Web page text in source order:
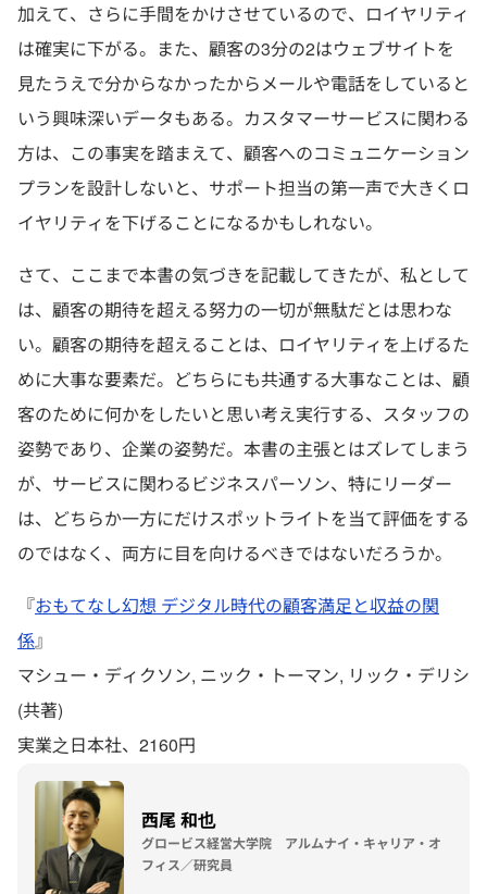
加えて、さらに手間をかけさせているので、ロイヤリティ
は確実に下がる。また、顧客の3分の2はウェブサイトを
見たうえで分からなかったからメールや電話をしていると
いう興味深いデータもある。カスタマーサービスに関わる
方は、この事実を踏まえて、顧客へのコミュニケーション
プランを設計しないと、サポート担当の第一声で大きくロ
イヤリティを下げることになるかもしれない。
さて、ここまで本書の気づきを記載してきたが、私として
は、顧客の期待を超える努力の一切が無駄だとは思わな
い。顧客の期待を超えることは、ロイヤリティを上げるた
めに大事な要素だ。どちらにも共通する大事なことは、顧
客のために何かをしたいと思い考え実行する、スタッフの
姿勢であり、企業の姿勢だ。本書の主張とはズレてしまう
が、サービスに関わるビジネスパーソン、特にリーダー
は、どちらか一方にだけスポットライトを当て評価をする
のではなく、両方に目を向けるべきではないだろうか。
『おもてなし幻想 デジタル時代の顧客満足と収益の関
係』
マシュー・ディクソン, ニック・トーマン, リック・デリシ
(共著)
実業之日本社、2160円
西尾 和也
グロービス経営大学院 アルムナイ・キャリア・オ
フィス／研究員